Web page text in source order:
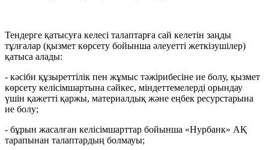
Тендерге қатысуға келесі талаптарға сай келетін заңды
тұлғалар (қызмет көрсету бойынша әлеуетті жеткізушілер)
қатыса алады:
- кәсіби құзыреттілік пен жұмыс тәжірибесіне ие болу, қызмет
көрсету келісімшартына сәйкес, міндеттемелерді орындау
үшін қажетті қаржы, материалдық және еңбек ресурстарына
ие болу;
- бұрын жасалған келісімшарттар бойынша «Нурбанк» АҚ
тарапынан талаптардың болмауы;